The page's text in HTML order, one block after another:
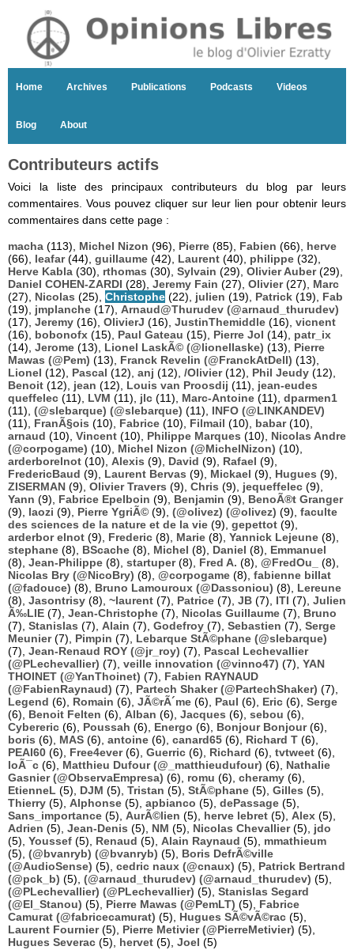
Home Archives Publications Podcasts Videos
Blog About
Contributeurs actifs
Voici la liste des principaux contributeurs du blog par leurs
commentaires. Vous pouvez cliquer sur leur lien pour obtenir leurs
commentaires dans cette page :
macha (113), Michel Nizon (96), Pierre (85), Fabien (66), herve
(66), leafar(44), guillaume (42), Laurent (40), philippe (32),
Herve Kabla (30), rthomas (30), Sylvain (29), Olivier Auber(29),
Daniel COHEN-ZARDI (28), Jeremy Fain (27), Olivier(27), Marc
(27), Nicolas (25), Christophe (22), julien (19), Patrick (19), Fab
(19), jmplanche (17), Arnaud@Thurudev (@arnaud_thurudev)
(17), Jeremy (16), OlivierJ (16), JustinThemiddle (16), vicnent
(16), bobonofx (15), Paul Gateau (15), Pierre Jol (14), patr_ix
(14), Jerome (13), Lionel LaskÃ© (@lionellaske) (13), Pierre
Mawas (@Pem) (13), Franck Revelin (@FranckAtDell) (13),
Lionel (12), Pascal (12), anj (12), /Olivier(12), Phil Jeudy (12),
Benoit (12), jean (12), Louis van Proosdij (11), jean-eudes
queffelec (11), LVM (11), jlc (11), Marc-Antoine (11), dparmen1
(11), (@slebarque) (@slebarque) (11), INFO (@LINKANDEV)
(11), FranÃ§ois (10), Fabrice (10), Filmail (10), babar(10),
arnaud (10), Vincent (10), Philippe Marques (10), Nicolas Andre
(@corpogame) (10), Michel Nizon (@MichelNizon) (10),
arderborelnot (10), Alexis (9), David (9), Rafael (9),
FredericBaud (9), Laurent Bervas (9), Mickael (9), Hugues (9),
ZISERMAN (9), Olivier Travers (9), Chris (9), jequeffelec (9),
Yann (9), Fabrice Epelboin (9), Benjamin (9), BenoÃ®t Granger
(9), laozi (9), Pierre YgriÃ© (9), (@olivez) (@olivez) (9), faculte
des sciences de la nature et de la vie (9), gepettot (9),
arderbor elnot (9), Frederic (8), Marie (8), Yannick Lejeune (8),
stephane (8), BScache (8), Michel (8), Daniel (8), Emmanuel
(8), Jean-Philippe (8), startuper(8), Fred A. (8), @FredOu_
(8),
Nicolas Bry (@NicoBry) (8), @corpogame (8), fabienne billat
(@fadouce) (8), Bruno Lamouroux (@Dassoniou) (8), Lereune
(8), Jasontrisy (8), ~laurent (7), Patrice (7), JB (7), ITI (7), Julien
Ã‰LIE (7), Jean-Christophe (7), Nicolas Guillaume (7), Bruno
(7), Stanislas (7), Alain (7), Godefroy (7), Sebastien (7), Serge
Meunier(7), Pimpin (7), Lebarque StÃ©phane (@slebarque)
(7), Jean-Renaud ROY (@jr_roy) (7), Pascal Lechevallier
(@PLechevallier) (7), veille innovation (@vinno47) (7), YAN
THOINET (@YanThoinet) (7), Fabien RAYNAUD
(@FabienRaynaud) (7), Partech Shaker (@PartechShaker) (7),
Legend (6), Romain (6), JÃ©rÃ´me (6), Paul (6), Eric (6), Serge
(6), Benoit Felten (6), Alban (6), Jacques (6), sebou (6),
Cybereric (6), Poussah (6), Energo (6), Bonjour Bonjour(6),
boris (6), MAS (6), antoine (6), canard65 (6), Richard T (6),
PEAI60 (6), Free4ever(6), Guerric (6), Richard (6), tvtweet (6),
loÃ¯c (6), Matthieu Dufour (@_matthieudufour) (6), Nathalie
Gasnier (@ObservaEmpresa) (6), romu (6), cheramy (6),
EtienneL (5), DJM (5), Tristan (5), StÃ©phane (5), Gilles (5),
Thierry (5), Alphonse (5), apbianco (5), dePassage (5),
Sans_importance (5), AurÃ©lien (5), herve lebret (5), Alex (5),
Adrien (5), Jean-Denis (5), NM (5), Nicolas Chevallier(5), jdo
(5), Youssef (5), Renaud (5), Alain Raynaud (5), mmathieum
(5), (@bvanryb) (@bvanryb) (5), Boris DefrÃ©ville
(@AudioSense) (5), cedric naux (@cnaux) (5), Patrick Bertrand
(@pck_b) (5), (@arnaud_thurudev) (@arnaud_thurudev) (5),
(@PLechevallier) (@PLechevallier) (5), Stanislas Segard
(@El_Stanou) (5), Pierre Mawas (@PemLT) (5), Fabrice
Camurat (@fabricecamurat) (5), Hugues SÃ©vÃ©rac (5),
Laurent Fournier(5), Pierre Metivier (@PierreMetivier) (5),
Hugues Severac (5), hervet (5), Joel (5)